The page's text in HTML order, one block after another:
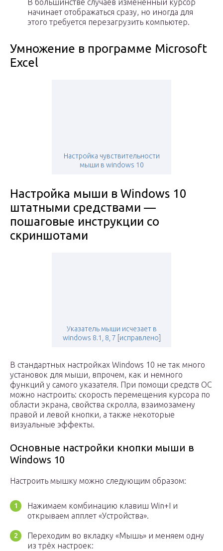
В большинстве случаев измененный курсор
начинает отображаться сразу, но иногда для
этого требуется перезагрузить компьютер.
Умножение в программе Microsoft
Excel
Настройка чувствительности
мыши в windows 10
Настройка мыши в Windows 10
штатными средствами —
пошаговые инструкции со
скриншотами
Указатель мыши исчезает в
windows 8.1, 8, 7 [исправлено]
В стандартных настройках Windows 10 не так много
установок для мыши, впрочем, как и немного
функций у самого указателя. При помощи средств ОС
можно настроить: скорость перемещения курсора по
области экрана, свойства скролла, взаимозамену
правой и левой кнопки, а также некоторые
визуальные эффекты.
Основные настройки кнопки мыши в
Windows 10
Настроить мышку можно следующим образом:
Нажимаем комбинацию клавиш Win+I и
открываем апплет «Устройства».
Переходим во вкладку «Мышь» и меняем одну
из трёх настроек: